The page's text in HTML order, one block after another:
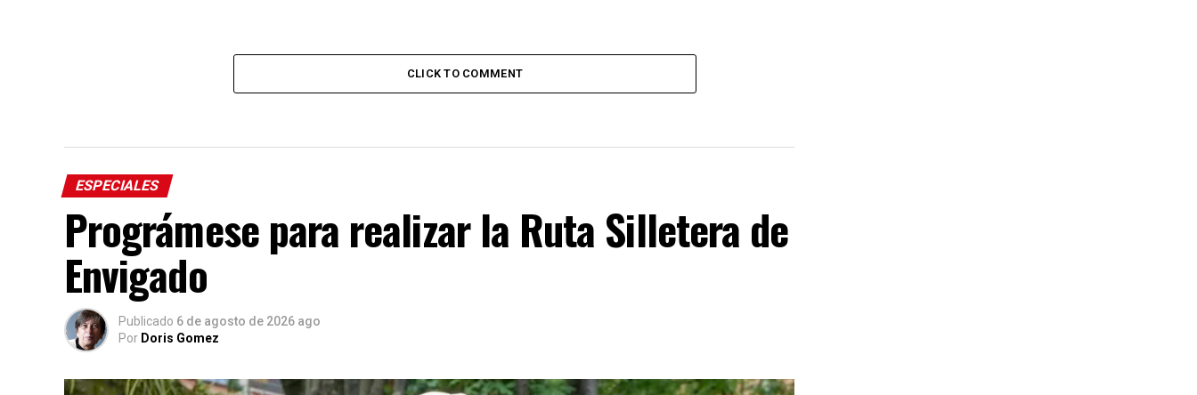
CLICK TO COMMENT
ESPECIALES
Prográmese para realizar la Ruta Silletera de
Envigado
Publicado 6 de agosto de 2026 ago
Por Doris Gomez